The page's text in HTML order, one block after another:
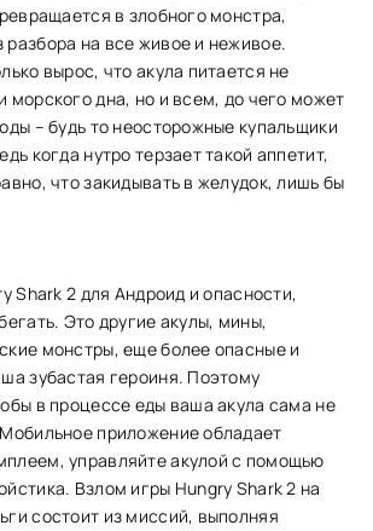
в злобного монстра,
на все живое и неживое.
вырос, что акула питается не
морского дна, но и всем, до чего может
– будь то неосторожные купальщики
когда нутро терзает такой аппетит,
что закидывать в желудок, лишь бы
Shark 2 для Андроид и опасности,
Это другие акулы, мины,
монстры, еще более опасные и
зубастая героиня. Поэтому
в процессе еды ваша акула сама не
приложение обладает
управляйте акулой с помощью
Взлом игры Hungry Shark 2 на
состоит из миссий, выполняя